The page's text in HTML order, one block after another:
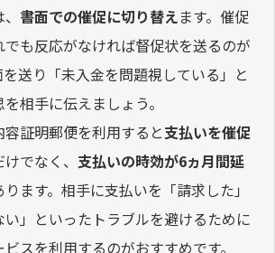
書面での催促に切り替えます。催促
も反応がなければ督促状を送るのが
送り「未入金を問題視している」と
相手に伝えましょう。
証明郵便を利用すると支払いを催促
でなく、 支払いの時効が6ヵ月間延
ます。相手に支払いを「請求した」
い」といったトラブルを避けるために
スを利用するのがおすすめです。